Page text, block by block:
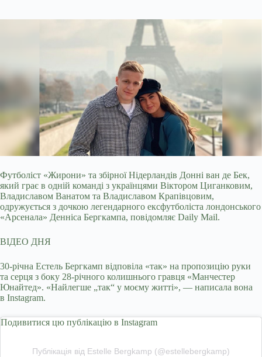
Футболіст «Жирони» та збірної Нідерландів Донні ван де Бек,
який грає в одній команді з українцями Віктором Циганковим,
Владиславом Ванатом та Владиславом Крапівцовим,
одружується з дочкою легендарного ексфутболіста лондонського
«Арсенала» Денніса Бергкампа, повідомляє Daily Mail.
ВІДЕО ДНЯ
30-річна Естель Бергкамп відповіла «так» на пропозицію руки
та серця з боку 28-річного колишнього гравця «Манчестер
Юнайтед». «Найлегше „так“ у моєму житті», — написала вона
в Instagram.
Подивитися цю публікацію в Instagram
Публікація від Estelle Bergkamp (@estellebergkamp)